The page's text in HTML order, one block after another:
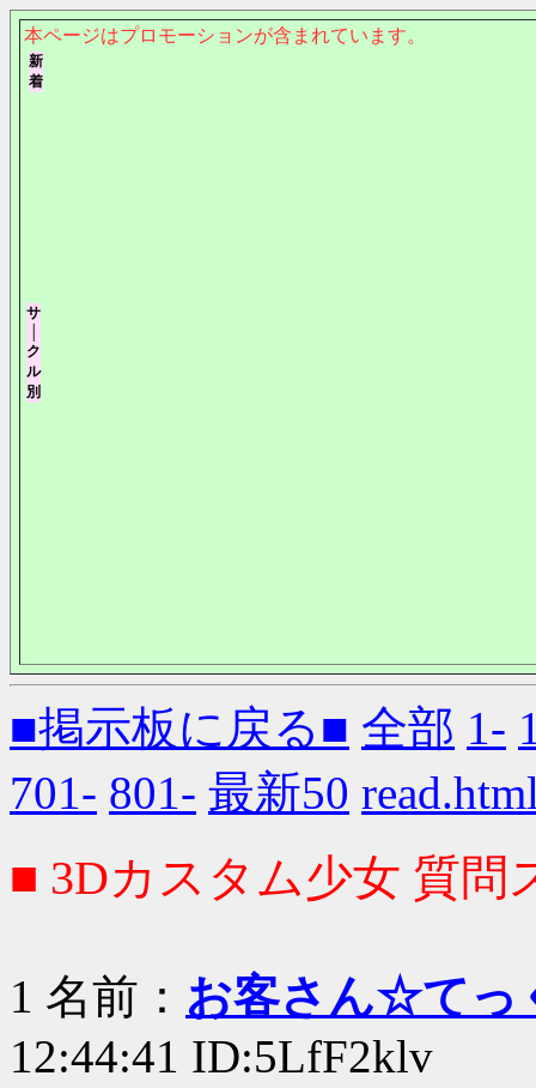
本ページはプロモーションが含まれています。
■掲示板に戻る■ 全部 1-
701- 801- 最新50
■ 3Dカスタム少女 質問
1 名前： お客さん☆てっ
12:44:41 ID:5LfF2klv